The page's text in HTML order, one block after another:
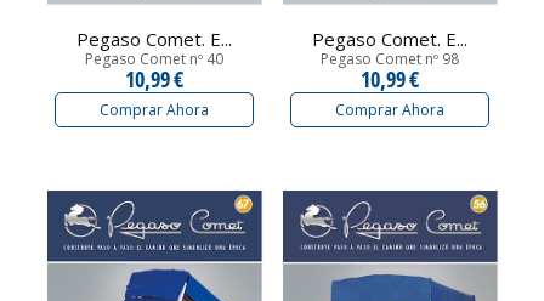
Pegaso Comet. E...
Pegaso Comet nº 40
10,99 €
Comprar Ahora
Pegaso Comet. E...
Pegaso Comet nº 98
10,99 €
Comprar Ahora